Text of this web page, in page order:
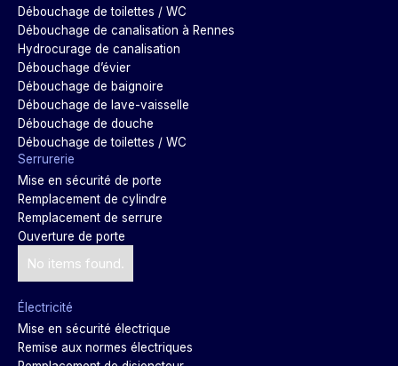
Débouchage de toilettes / WC
Débouchage de canalisation à Rennes
Hydrocurage de canalisation
Débouchage d’évier
Débouchage de baignoire
Débouchage de lave-vaisselle
Débouchage de douche
Débouchage de toilettes / WC
Serrurerie
Mise en sécurité de porte
Remplacement de cylindre
Remplacement de serrure
Ouverture de porte
No items found.
Électricité
Mise en sécurité électrique
Remise aux normes électriques